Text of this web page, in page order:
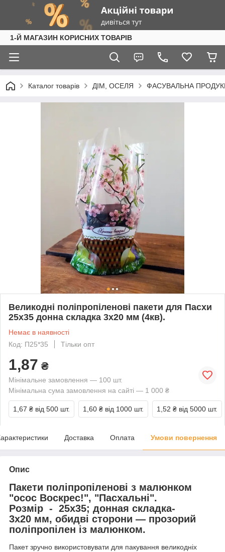
1-Й МАГАЗИН КОРИСНИХ ТОВАРІВ
Каталог товарів ДІМ, ОСЕЛЯ ФАСУВАЛЬНА
Великодні поліпропіленові пакети для Пасхи
25х35 донна складка 3х20 мм (4кв).
Немає в наявності
Код: П25*35
Тільки опт
1,87 ₴
Мінімальне замовлення — 100 шт.
Мінімальна сума замовлення на сайті — 1 000 ₴
1,67 ₴ від 500 шт. 1,60 ₴ від 1000 шт. 1,52 ₴ від 5000 шт.
Доставка Оплата Умови повернення
Опис
Пакети поліпропіленові з малюнком
"ococ Воскрес!", "Пасхальні".
Розмір - 25х35; донная складка-
3х20 мм, обидві сторони — прозорий
поліпропілен із малюнком.
Пакет зручно використовувати для пакування великодніх